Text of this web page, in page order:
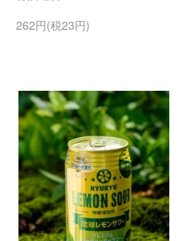
262円(税23円)